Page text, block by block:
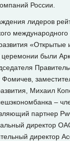
России.
лидеров
«Открытые
церемонии были
Михаил
–
партнер
директор
директор